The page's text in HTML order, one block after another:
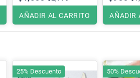
AÑADIR AL CARRITO AÑADIR
25% Descuento 50%